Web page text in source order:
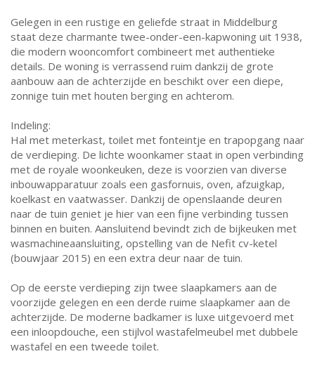
Gelegen in een rustige en geliefde straat in Middelburg
staat deze charmante twee-onder-een-kapwoning uit 1938,
die modern wooncomfort combineert met authentieke
details. De woning is verrassend ruim dankzij de grote
aanbouw aan de achterzijde en beschikt over een diepe,
zonnige tuin met houten berging en achterom.
Indeling:
Hal met meterkast, toilet met fonteintje en trapopgang naar
de verdieping. De lichte woonkamer staat in open verbinding
met de royale woonkeuken, deze is voorzien van diverse
inbouwapparatuur zoals een gasfornuis, oven, afzuigkap,
koelkast en vaatwasser. Dankzij de openslaande deuren
naar de tuin geniet je hier van een fijne verbinding tussen
binnen en buiten. Aansluitend bevindt zich de bijkeuken met
wasmachineaansluiting, opstelling van de Nefit cv-ketel
(bouwjaar 2015) en een extra deur naar de tuin.
Op de eerste verdieping zijn twee slaapkamers aan de
voorzijde gelegen en een derde ruime slaapkamer aan de
achterzijde. De moderne badkamer is luxe uitgevoerd met
een inloopdouche, een stijlvol wastafelmeubel met dubbele
wastafel en een tweede toilet.